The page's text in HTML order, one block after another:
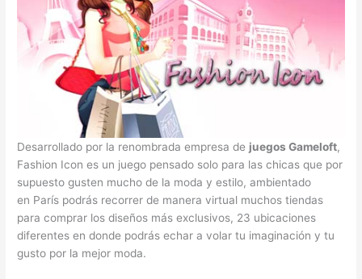
Desarrollado por la renombrada empresa de juegos Gameloft,
Fashion Icon es un juego pensado solo para las chicas que por
supuesto gusten mucho de la moda y estilo, ambientado
en París podrás recorrer de manera virtual muchos tiendas
para comprar los diseños más exclusivos, 23 ubicaciones
diferentes en donde podrás echar a volar tu imaginación y tu
gusto por la mejor moda.